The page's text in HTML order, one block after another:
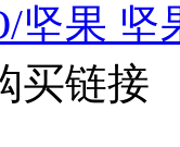
坚果
买链接